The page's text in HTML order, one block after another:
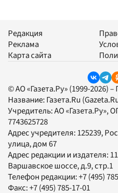
Редакция
Реклама
Карта сайта
© АО «Газета.Ру» (1999-2026)
Название: Газета.Ru
Учредитель:АО «Газета.Ру»,
7743625728
Адрес учредителя: 125239,
улица, дом 67
Адрес редакции и издателя:
Варшавское шоссе, д.9, стр.1
Телефон редакции:+7 (495)
Факс:+7 (495) 785-17-01